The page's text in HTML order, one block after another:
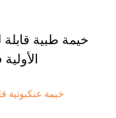
خيمة طبية